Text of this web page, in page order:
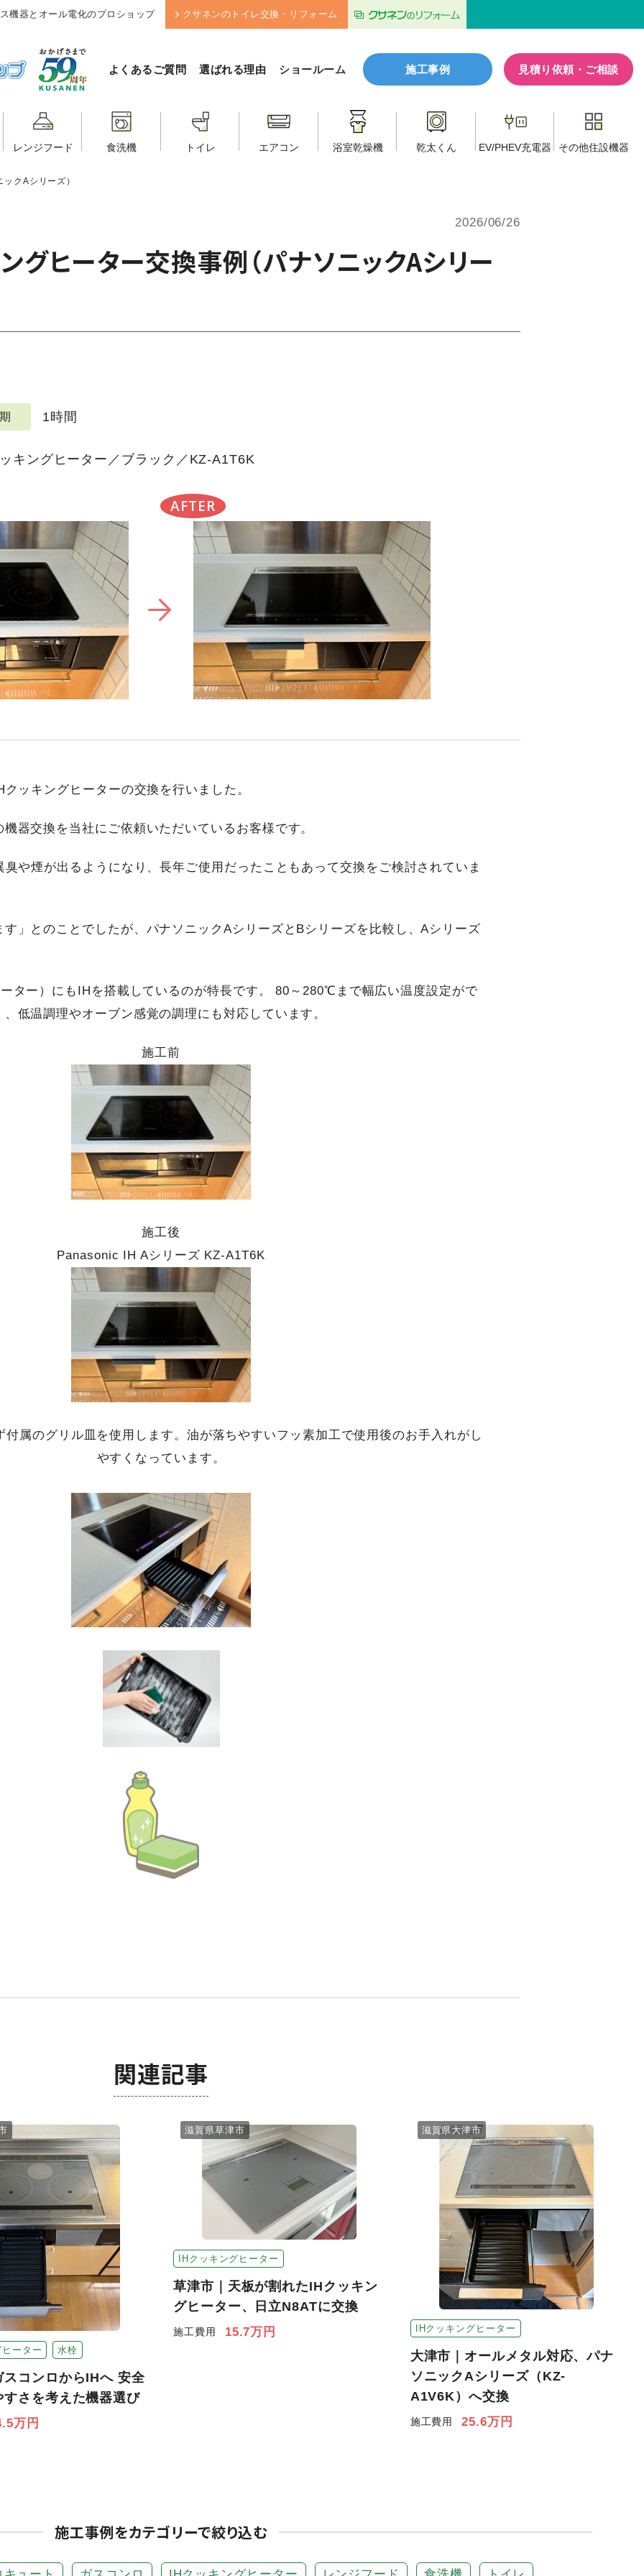
機器とオール電化のプロショップ クサネンのトイレ交換・リフォーム
よくあるご質問 選ばれる理由 ショールーム 施工事例 見積り依頼・ご相談
レンジフード 食洗機 トイレ エアコン 浴室乾燥機 乾太くん EV/PHEV充電器 その他住設機器
クAシリーズ）
2026/06/26
グヒーター交換事例（パナソニックAシリー
1時間
キングヒーター／ブラック／KZ-A1T6K
AFTER
ッキングヒーターの交換を行いました。
器交換を当社にご依頼いただいているお客様です。
や煙が出るようになり、長年ご使用だったこともあって交換をご検討されていま
」とのことでしたが、パナソニックAシリーズとBシリーズを比較し、Aシリーズ
ター）にもIHを搭載しているのが特長です。 80～280℃まで幅広い温度設定がで
低温調理やオーブン感覚の調理にも対応しています。
施工前
施工後
Panasonic IH Aシリーズ KZ-A1T6K
属のグリル皿を使用します。油が落ちやすいフッ素加工で使用後のお手入れがし
やすくなっています。
関連記事
ーター 水栓
スコンロからIHへ 安全
すさを考えた機器選び
万円
IHクッキングヒーター
滋賀県草津市
草津市｜天板が割れたIHクッキン
グヒーター、日立N8ATに交換
施工費用 15.7万円 IHクッキングヒーター
滋賀県大津市
大津市｜オールメタル対応、パナ
ソニックAシリーズ（KZ-
A1V6K）へ交換
施工費用 25.6万円
施工事例をカテゴリーで絞り込む